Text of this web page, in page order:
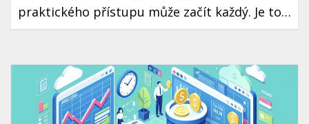
praktického přístupu může začít každý. Je to
cesta ke klidné a stabilní budoucnosti, kde
Připravili jsme pro vás průvodce, který vám
pomůže začít se zdravým finančním
plánováním.